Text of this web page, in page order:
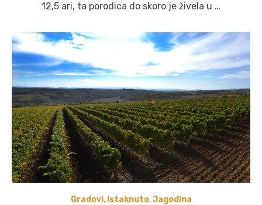
12,5 ari, ta porodica do skoro je živela u …
Gradovi, Istaknuto,Jagodina